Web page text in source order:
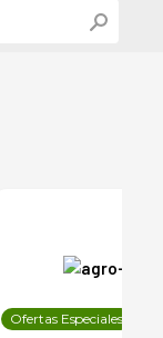
Ofertas Especiales